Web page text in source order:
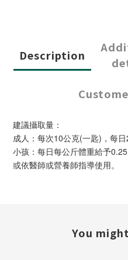
Description
建議攝取量：
成人：每次10公克(一匙)，每
小孩：每日每公斤體重給予
或依醫師或營養師指導使用。
You